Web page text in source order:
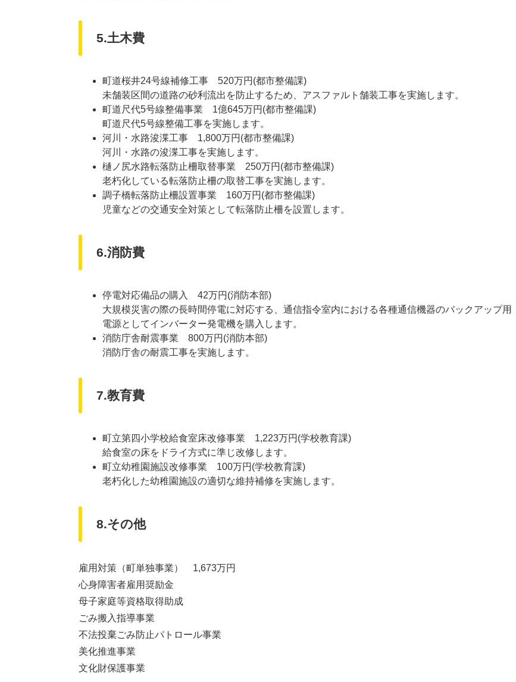
5.土木費
町道桜井24号線補修工事 520万円(都市整備課)
未舗装区間の道路の砂利流出を防止するため、アスファルト舗装工事を実施します。
町道尺代5号線整備事業 1億645万円(都市整備課)
町道尺代5号線整備工事を実施します。
河川・水路浚渫工事 1,800万円(都市整備課)
河川・水路の浚渫工事を実施します。
樋ノ尻水路転落防止柵取替事業 250万円(都市整備課)
老朽化している転落防止柵の取替工事を実施します。
調子橋転落防止柵設置事業 160万円(都市整備課)
児童などの交通安全対策として転落防止柵を設置します。
6.消防費
停電対応備品の購入 42万円(消防本部)
大規模災害の際の長時間停電に対応する、通信指令室内における各種通信機器のバックアップ用
電源としてインバーター発電機を購入します。
消防庁舎耐震事業 800万円(消防本部)
消防庁舎の耐震工事を実施します。
7.教育費
町立第四小学校給食室床改修事業 1,223万円(学校教育課)
給食室の床をドライ方式に準じ改修します。
町立幼稚園施設改修事業 100万円(学校教育課)
老朽化した幼稚園施設の適切な維持補修を実施します。
8.その他
雇用対策（町単独事業） 1,673万円
心身障害者雇用奨励金
母子家庭等資格取得助成
ごみ搬入指導事業
不法投棄ごみ防止パトロール事業
美化推進事業
文化財保護事業